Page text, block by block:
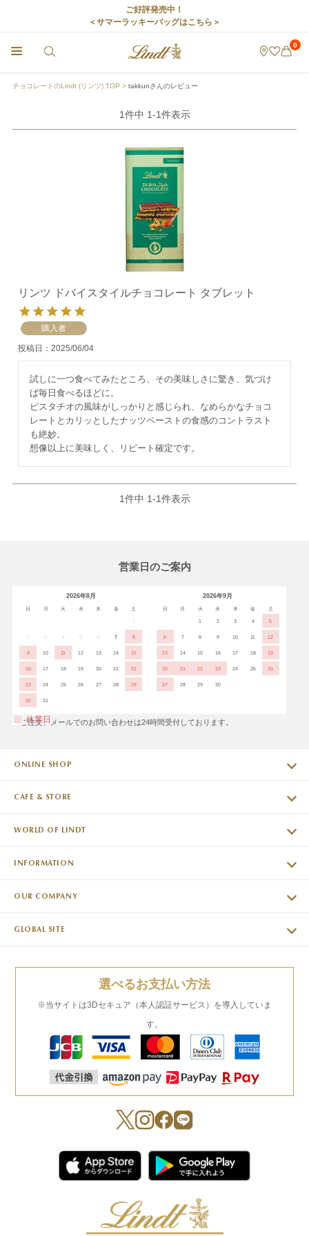
ご好評発売中！
＜サマーラッキーバッグはこちら＞
0
チョコレートのLindt (リンツ) TOP takkunさんのレビュー
1件中 1-1件表示
リンツ ドバイスタイルチョコレート タブレット
購入者
投稿日 2025/06/04
試しに一つ食べてみたところ、その美味しさに驚き、気づけ
ば毎日食べるほどに。
ピスタチオの風味がしっかりと感じられ、なめらかなチョコ
レートとカリッとしたナッツペーストの食感のコントラスト
も絶妙。
1件中 1-1件表示
営業日のご案内
2026年8月
日 月 火 水 木 金 土
2 3 5 6 7 8
9 10 11 12 13 14 15
16 17 18 19 20 21 22
23 24 25 26 27 28 29
30 31
2026年9月
日 月 火 水 木 金 土
1 2 3 4 5
6 7 8 9 10 11 12
13 14 15 16 17 18 19
20 21 22 23 24 25 26
27 28 29 30
休業日
※ご注文、メールでのお問い合わせは24時間受付しております。
ONLINE SHOP
CAFE & STORE
WORLD OF LINDT
INFORMATION
OUR COMPANY
GLOBAL SITE
選べるお支払い方法
※当サイトは3Dセキュア（本人認証サービス）を導入していま
す。